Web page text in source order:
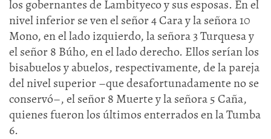
los gobernantes de Lambityeco y sus esposas. En el
nivel inferior se ven el señor 4 Cara y la señora 10
Mono, en el lado izquierdo, la señora 3 Turquesa y
el señor 8 Búho, en el lado derecho. Ellos serían los
bisabuelos y abuelos, respectivamente, de la pareja
del nivel superior –que desafortunadamente no se
conservó–, el señor 8 Muerte y la señora 5 Caña,
quienes fueron los últimos enterrados en la Tumba
6.